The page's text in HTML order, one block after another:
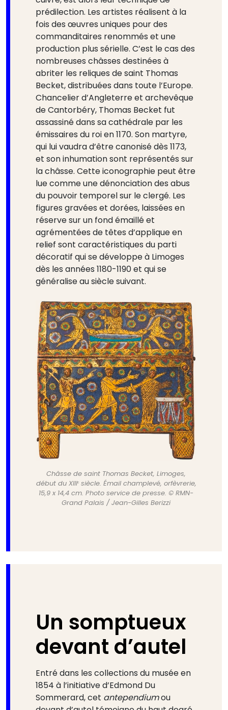
prédilection. Les artistes réalisent à la
fois des œuvres uniques pour des
commanditaires renommés et une
production plus sérielle. C’est le cas des
nombreuses châsses destinées à
abriter les reliques de saint Thomas
Becket, distribuées dans toute l’Europe.
Chancelier d’Angleterre et archevêque
de Cantorbéry, Thomas Becket fut
assassiné dans sa cathédrale par les
émissaires du roi en 1170. Son martyre,
qui lui vaudra d’être canonisé dès 1173,
et son inhumation sont représentés sur
la châsse. Cette iconographie peut être
lue comme une dénonciation des abus
du pouvoir temporel sur le clergé. Les
figures gravées et dorées, laissées en
réserve sur un fond émaillé et
agrémentées de têtes d’applique en
relief sont caractéristiques du parti
décoratif qui se développe à Limoges
dès les années 1180-1190 et qui se
généralise au siècle suivant.
Châsse de saint Thomas Becket, Limoges,
début du XIIIᵉ siècle. Émail champlevé, orfèvrerie,
15,9 x 14,4 cm. Photo service de presse. © RMN-
Grand Palais / Jean-Gilles Berizzi
Un somptueux
devant d’autel
Entré dans les collections du musée en
1854 à l’initiative d’Edmond Du
Sommerard, cet antependiumou